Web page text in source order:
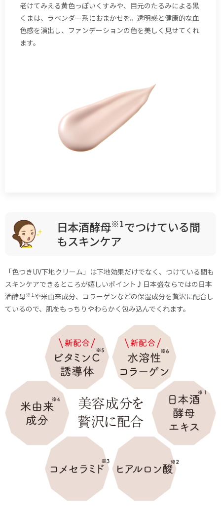
老けてみえる黄色っぽいくすみや、目元のたるみによる黒
くまは、ラベンダー系におまかせを。透明感と健康的な血
色感を演出し、ファンデーションの色を美しく見せてくれ
ます。
日本酒酵母※1でつけている間
もスキンケア
「色つきUV下地クリーム」は下地効果だけでなく、つけている間も
スキンケアできるところが嬉しいポイント♪日本盛ならではの日本
酒酵母※1 や米由来成分、コラーゲンなどの保湿成分を贅沢に配合し
ているので、肌をもっちりやわらかく包み込んでくれます。